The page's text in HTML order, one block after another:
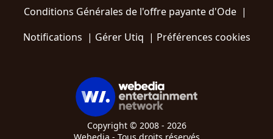
Conditions Générales de l'offre payante d'Ode |
Notifications | Gérer Utiq | Préférences cookies
Copyright © 2008 - 2026